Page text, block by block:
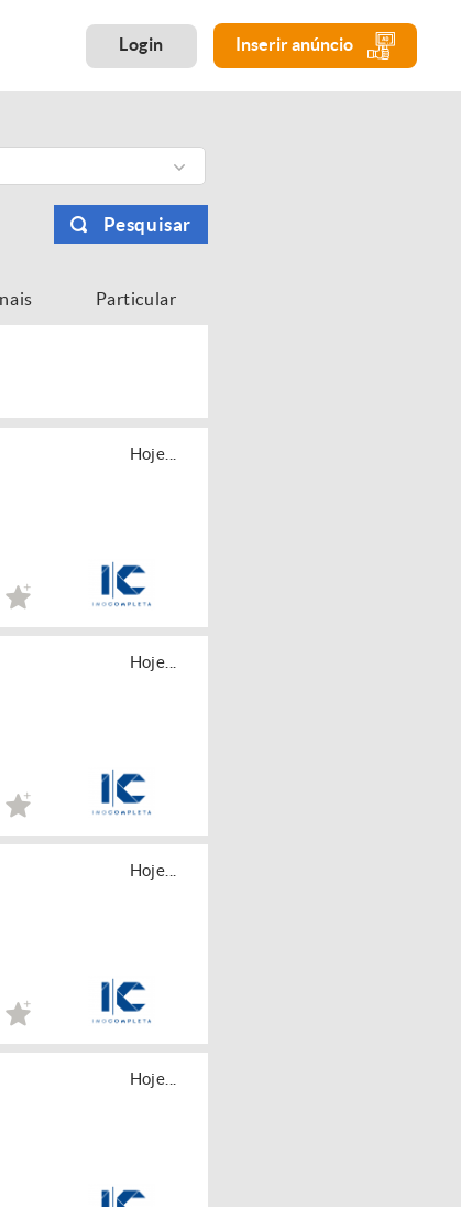
Login Inserir anúncio
Pesquisar
Particular
Hoje...
Hoje...
Hoje...
Hoje...